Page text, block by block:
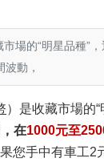
的“明星品種”，
，
）是收藏市場的
，在1000元至
如果您手中有車工